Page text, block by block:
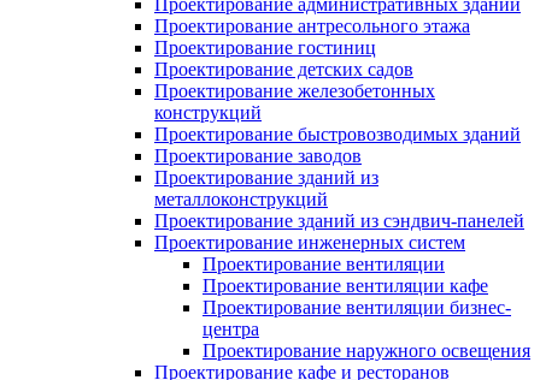
Проектирование антресольного этажа
Проектирование гостиниц
Проектирование детских садов
Проектирование железобетонных
конструкций
Проектирование быстровозводимых зданий
Проектирование заводов
Проектирование зданий из
металлоконструкций
Проектирование зданий из сэндвич-панелей
Проектирование инженерных систем
Проектирование вентиляции
Проектирование вентиляции кафе
Проектирование вентиляции бизнес-
центра
Проектирование наружного освещения
Проектирование кафе и ресторанов